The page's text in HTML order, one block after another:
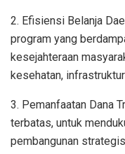
2. Efisiensi Belanja
program yang
kesejahteraan
kesehatan,
3. Pemanfaatan Dana
terbatas, untuk
pembangunan